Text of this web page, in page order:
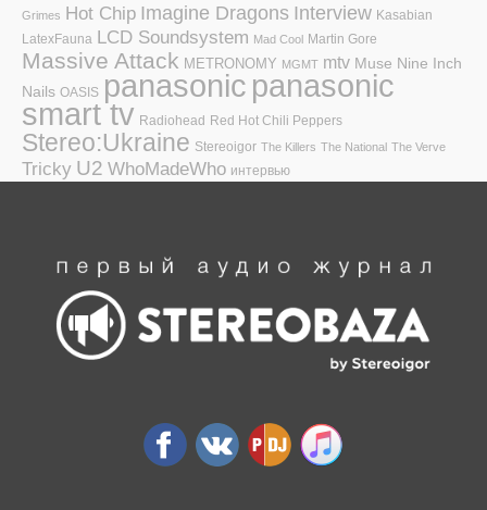
Grimes Hot Chip Imagine Dragons Interview Kasabian
LatexFauna LCD Soundsystem Mad Cool Martin Gore
Massive Attack METRONOMY MGMT mtv Muse Nine Inch
Nails OASIS panasonic panasonic
smart tv Radiohead Red Hot Chili Peppers
Stereo:Ukraine Stereoigor The Killers The National The Verve
Tricky U2 WhoMadeWho интервью